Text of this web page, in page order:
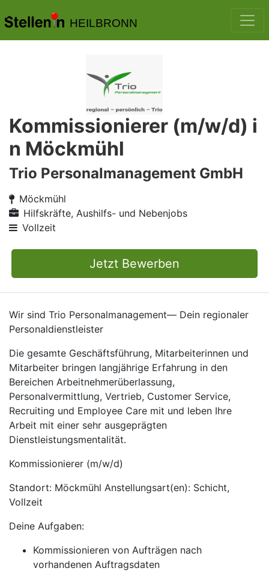
HEILBRONN
Kommissionierer (m/w/d) i
n Möckmühl
Trio Personalmanagement GmbH
Möckmühl
Hilfskräfte, Aushilfs- und Nebenjobs
Vollzeit
Jetzt Bewerben
Wir sind Trio Personalmanagement— Dein regionaler
Personaldienstleister
Die gesamte Geschäftsführung, Mitarbeiterinnen und
Mitarbeiter bringen langjährige Erfahrung in den
Bereichen Arbeitnehmerüberlassung,
Personalvermittlung, Vertrieb, Customer Service,
Recruiting und Employee Care mit und leben Ihre
Arbeit mit einer sehr ausgeprägten
Dienstleistungsmentalität.
Kommissionierer (m/w/d)
Standort: Möckmühl Anstellungsart(en): Schicht,
Vollzeit
Deine Aufgaben:
Kommissionieren von Aufträgen nach
vorhandenen Auftragsdaten